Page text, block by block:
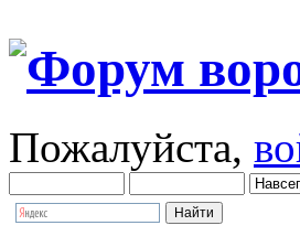
Пожалуйста,